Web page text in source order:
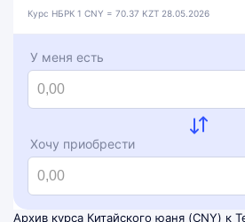
Курс НБРК 1 CNY = 70.37 KZT 28.05.2026
У меня есть
Хочу приобрести
Архив курса Китайского юаня (CNY) к